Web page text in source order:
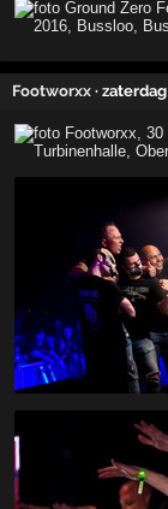
Footworxx ·